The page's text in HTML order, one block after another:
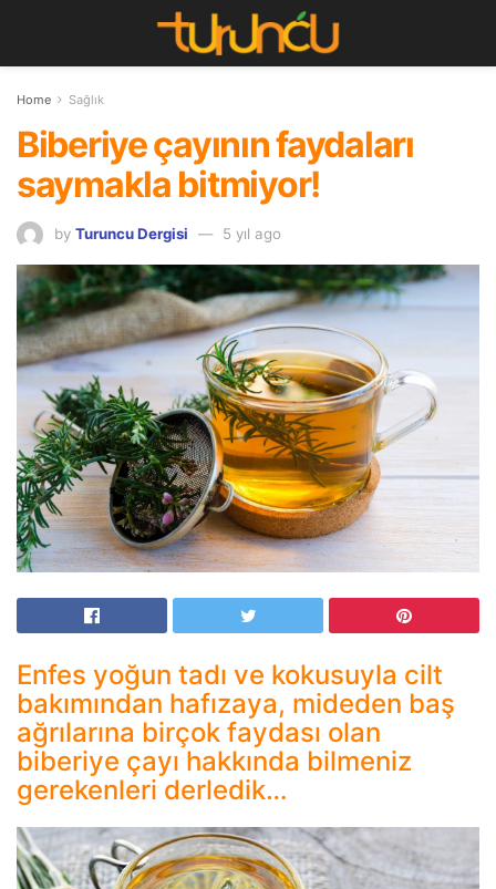
Home Sağlık
Biberiye çayının faydaları
saymakla bitmiyor!
by Turuncu Dergisi 5 yıl ago
Enfes yoğun tadı ve kokusuyla cilt
bakımından hafızaya, mideden baş
ağrılarına birçok faydası olan
biberiye çayı hakkında bilmeniz
gerekenleri derledik…